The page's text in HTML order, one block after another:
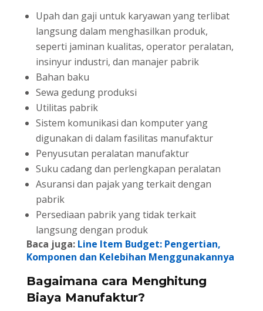
Upah dan gaji untuk karyawan yang terlibat
langsung dalam menghasilkan produk,
seperti jaminan kualitas, operator peralatan,
insinyur industri, dan manajer pabrik
Bahan baku
Sewa gedung produksi
Utilitas pabrik
Sistem komunikasi dan komputer yang
digunakan di dalam fasilitas manufaktur
Penyusutan peralatan manufaktur
Suku cadang dan perlengkapan peralatan
Asuransi dan pajak yang terkait dengan
pabrik
Persediaan pabrik yang tidak terkait
langsung dengan produk
Baca juga: Line Item Budget: Pengertian,
Komponen dan Kelebihan Menggunakannya
Bagaimana cara Menghitung
Biaya Manufaktur?